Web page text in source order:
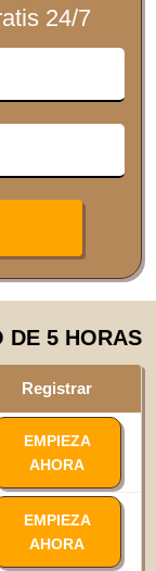
24/7
DE 5 HORAS
Registrar
EMPIEZA
AHORA
EMPIEZA
AHORA